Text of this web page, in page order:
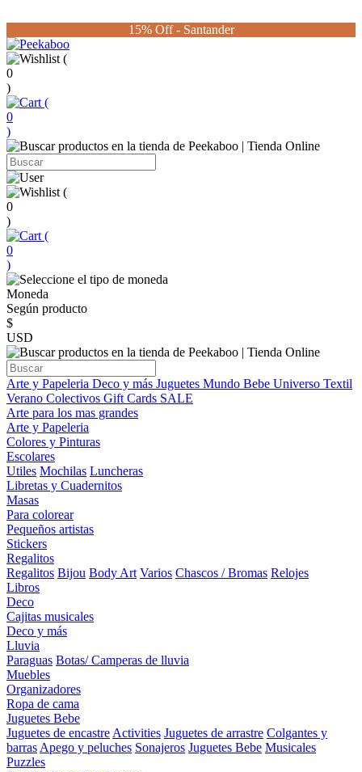
15% Off - Santander
(
0
)
(
0
)
(
0
)
(
0
)
Moneda
Según producto
$
USD
Arte y Papeleria Deco y más Juguetes Mundo Bebe Universo Textil
Verano Colectivos Gift Cards SALE
Arte para los mas grandes
Arte y Papeleria
Colores y Pinturas
Escolares
Utiles Mochilas Luncheras
Libretas y Cuadernitos
Masas
Para colorear
Pequeños artistas
Stickers
Regalitos
Regalitos Bijou Body Art Varios Chascos / Bromas Relojes
Libros
Deco
Cajitas musicales
Deco y más
Lluvia
Paraguas Botas/ Camperas de lluvia
Muebles
Organizadores
Ropa de cama
Juguetes Bebe
Juguetes de encastre Activities Juguetes de arrastre Colgantes y
barras Apego y peluches Sonajeros Juguetes Bebe Musicales
Puzzles